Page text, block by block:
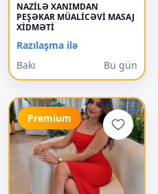
NAZİLƏ XANIMDAN
PEŞƏKAR MÜALİCƏVİ MASAJ
XİDMƏTİ
Razılaşma ilə
Bakı
Bu gün
Premium